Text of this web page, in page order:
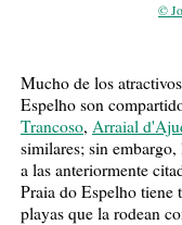
©
Mucho de los
Espelho son
Trancoso, Arraial
similares; sin
a las anteriormente
Praia do Espelho tiene
playas que la rodean